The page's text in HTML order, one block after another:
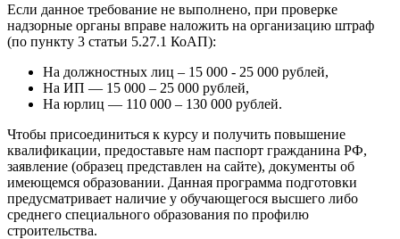
Если данное требование не выполнено, при проверке
надзорные органы вправе наложить на организацию штраф
(по пункту 3 статьи 5.27.1 КоАП):
На должностных лиц – 15 000 - 25 000 рублей,
На ИП — 15 000 – 25 000 рублей,
На юрлиц — 110 000 – 130 000 рублей.
Чтобы присоединиться к курсу и получить повышение
квалификации, предоставьте нам паспорт гражданина РФ,
заявление (образец представлен на сайте), документы об
имеющемся образовании. Данная программа подготовки
предусматривает наличие у обучающегося высшего либо
среднего специального образования по профилю
строительства.